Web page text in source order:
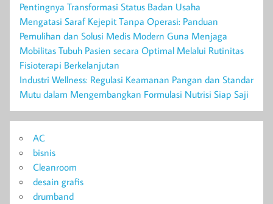
Pentingnya Transformasi Status Badan Usaha
Mengatasi Saraf Kejepit Tanpa Operasi: Panduan
Pemulihan dan Solusi Medis Modern Guna Menjaga
Mobilitas Tubuh Pasien secara Optimal Melalui Rutinitas
Fisioterapi Berkelanjutan
Industri Wellness: Regulasi Keamanan Pangan dan Standar
Mutu dalam Mengembangkan Formulasi Nutrisi Siap Saji
AC
bisnis
Cleanroom
desain grafis
drumband